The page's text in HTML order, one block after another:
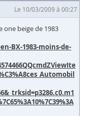
Le 10/03/2009 à 00:27
one beige de 1983
BX-1983-moins-de-